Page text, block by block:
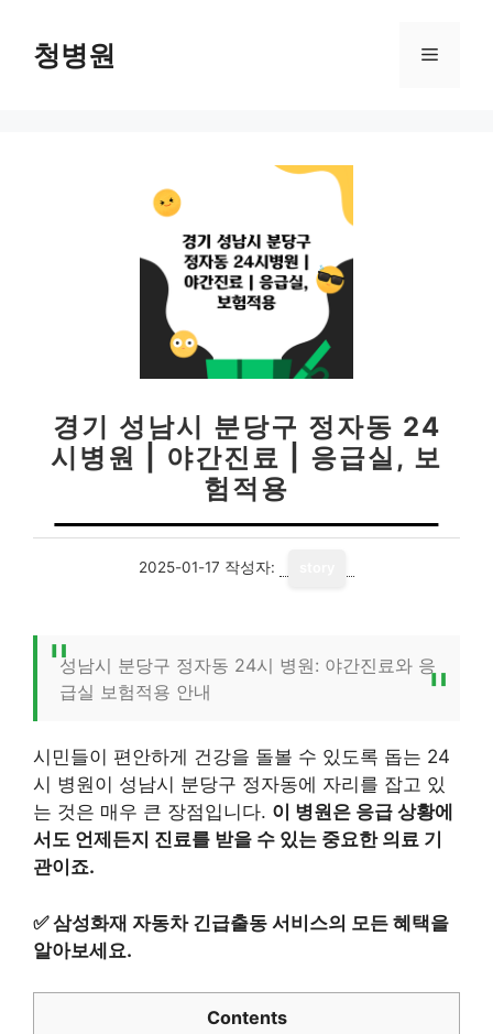
청병원 메
경기 성남시 분당구 정자동 24
시병원 | 야간진료 | 응급실, 보
험적용
2025-01-17 작성자:
성남시 분당구 정자동 24시 병원: 야간진료와 응
급실 보험적용 안내
시민들이 편안하게 건강을 돌볼 수 있도록 돕는 24
시 병원이 성남시 분당구 정자동에 자리를 잡고 있
는 것은 매우 큰 장점입니다. 이 병원은 응급 상황에
서도 언제든지 진료를 받을 수 있는 중요한 의료 기
관이죠.
✅삼성화재 자동차 긴급출동 서비스의 모든 혜택을
알아보세요.
Contents